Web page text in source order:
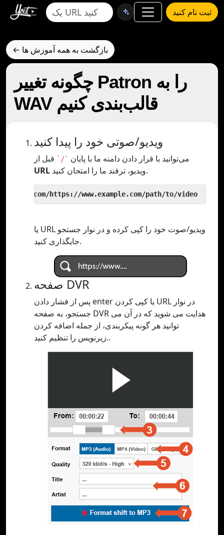
ثبت نام کنید
← بازگشت به همه آموزش ها
چگونه تغییر Patron را به
WAV قالب‌بندی کنیم
ویدیو/صوتی خود را پیدا کنید
می‌توانید با قرار دادن دامنه ما با پایان `/` قبل از
URL
ویدیو، ترفند ما را امتحان کنید.
یا URL ویدیو/صوت خود را کپی کرده و در نوار جستجو
جایگذاری کنید.
صفحه DVR
پس از فشار دادن enter یا کپی کردن URL در نوار
جستجو، به صفحه DVR هدایت می شوید که در آن می
توانید هر گونه پیکربندی، از جمله اضافه کردن
زیرنویس را تنظیم کنید..